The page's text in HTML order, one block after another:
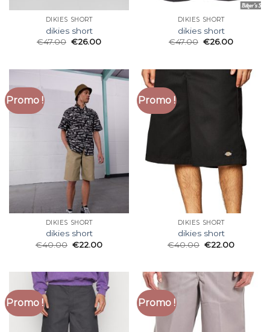
DIKIES SHORT
dikies short
€47.00 €26.00
DIKIES SHORT
dikies short
€47.00 €26.00
Promo !
DIKIES SHORT
dikies short
€40.00 €22.00
Promo !
DIKIES SHORT
dikies short
€40.00 €22.00
Promo ! Promo !